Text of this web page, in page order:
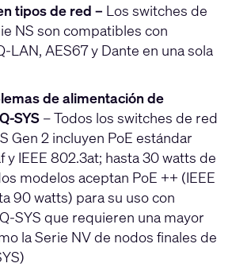
tipos de red – Los switches de
NS son compatibles con
LAN, AES67 y Dante en una sola
de alimentación de
SYS– Todos los switches de red
Gen 2 incluyen PoE estándar
y IEEE 802.3at; hasta 30 watts de
modelos aceptan PoE ++ (IEEE
90 watts) para su uso con
SYS que requieren una mayor
la Serie NV de nodos finales de